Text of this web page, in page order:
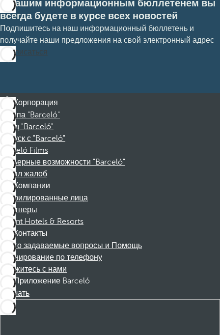
С нашим информационным бюллетенем вы
всегда будете в курсе всех новостей
Подпишитесь на наш информационный бюллетень и
получайте наши предложения на свой электронный адрес
Подписаться
Корпорация
Группа "Barceló"
Фонд "Barceló"
Отпуск с "Barceló"
Barceló Films
Карьерные возможности "Barceló"
Канал жалоб
Компании
Аффилированные лица
Партнеры
Dorint Hotels & Resorts
Контакты
Часто задаваемые вопросы и Помощь
Бронирование по телефону
Свяжитесь с нами
Приложение Barceló
Скачать